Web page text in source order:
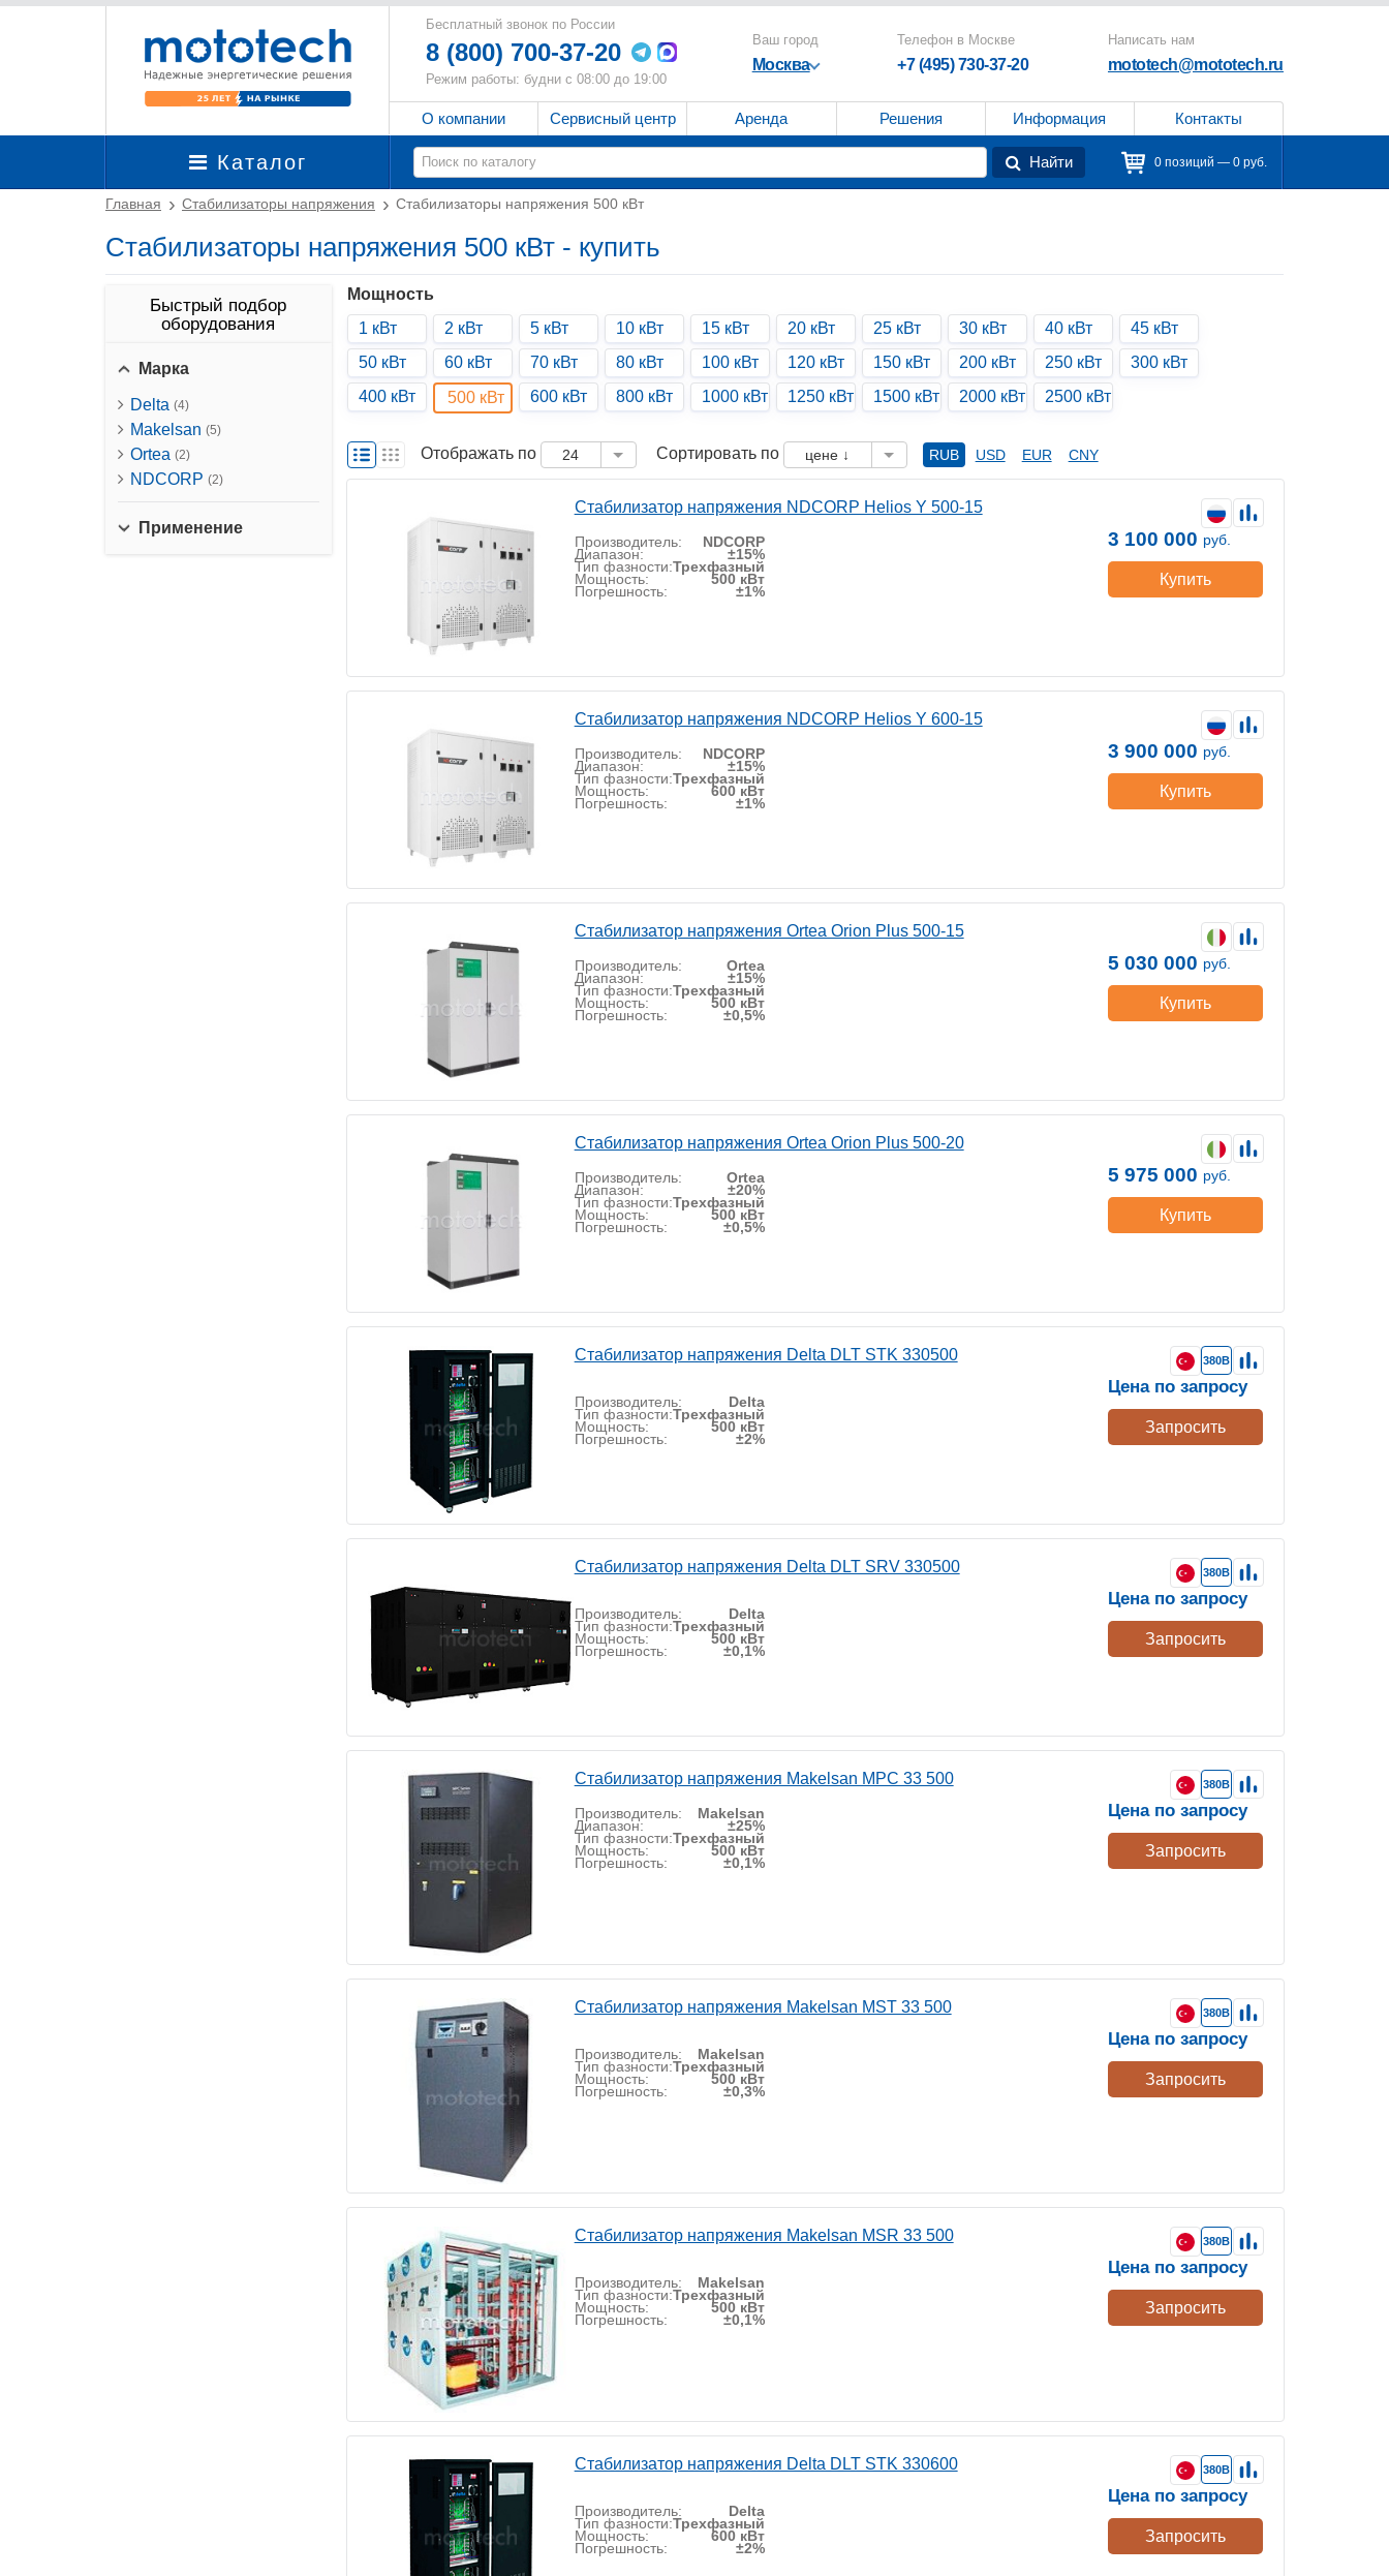
Бесплатный звонок по России
8 (800) 700-37-20
Режим работы: будни с 08:00 до 19:00
Ваш город
Москва
Телефон в Москве
+7 (495) 730-37-20
Написать нам
mototech@mototech.ru
О компании Сервисный центр Аренда Решения Информация Контакты
Каталог Найти 0 позиций — 0 руб.
Главная Стабилизаторы напряжения Стабилизаторы напряжения 500 кВт
Стабилизаторы напряжения 500 кВт - купить
Быстрый подбор
оборудования
Марка
Delta (4)
Makelsan (5)
Ortea (2)
NDCORP (2)
Применение
Мощность
1 кВт
2 кВт 5 кВт 10 кВт 15 кВт 20 кВт 25 кВт 30 кВт 40 кВт
45 кВт
50 кВт
60 кВт 70 кВт 80 кВт 100 кВт 120 кВт 150 кВт 200 кВт 250 кВт
300 кВт
400 кВт
500 кВт 600 кВт 800 кВт 1000 кВт 1250 кВт 1500 кВт 2000 кВт 2500 кВт
Отображать по 24 Сортировать по цене ↓ RUB USD EUR CNY
Стабилизатор напряжения NDCORP Helios Y 500-15
Производитель: NDCORP
Диапазон: ±15%
Тип фазности:Трехфазный
Мощность: 500 кВт
Погрешность: ±1%
3 100 000 руб.
Купить
Стабилизатор напряжения NDCORP Helios Y 600-15
Производитель: NDCORP
Диапазон: ±15%
Тип фазности:Трехфазный
Мощность: 600 кВт
Погрешность: ±1%
3 900 000 руб.
Купить
Стабилизатор напряжения Ortea Orion Plus 500-15
Производитель: Ortea
Диапазон: ±15%
Тип фазности:Трехфазный
Мощность: 500 кВт
Погрешность: ±0,5%
5 030 000 руб.
Купить
Стабилизатор напряжения Ortea Orion Plus 500-20
Производитель: Ortea
Диапазон: ±20%
Тип фазности:Трехфазный
Мощность: 500 кВт
Погрешность: ±0,5%
5 975 000 руб.
Купить
Стабилизатор напряжения Delta DLT STK 330500
Производитель: Delta
Тип фазности:Трехфазный
Мощность: 500 кВт
Погрешность: ±2%
380В
Цена по запросу
Запросить
Стабилизатор напряжения Delta DLT SRV 330500
Производитель: Delta
Тип фазности:Трехфазный
Мощность: 500 кВт
Погрешность: ±0,1%
380В
Цена по запросу
Запросить
Стабилизатор напряжения Makelsan MPC 33 500
Производитель: Makelsan
Диапазон: ±25%
Тип фазности:Трехфазный
Мощность: 500 кВт
Погрешность: ±0,1%
380В
Цена по запросу
Запросить
Стабилизатор напряжения Makelsan MST 33 500
Производитель: Makelsan
Тип фазности:Трехфазный
Мощность: 500 кВт
Погрешность: ±0,3%
380В
Цена по запросу
Запросить
Стабилизатор напряжения Makelsan MSR 33 500
Производитель: Makelsan
Тип фазности:Трехфазный
Мощность: 500 кВт
Погрешность: ±0,1%
380В
Цена по запросу
Запросить
Стабилизатор напряжения Delta DLT STK 330600
Производитель: Delta
Тип фазности:Трехфазный
Мощность: 600 кВт
Погрешность: ±2%
380В
Цена по запросу
Запросить